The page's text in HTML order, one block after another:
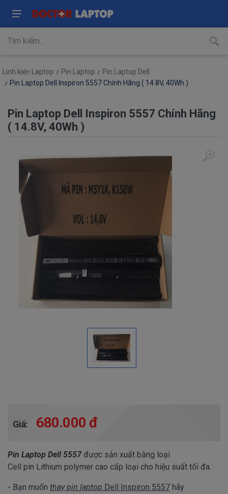
Linh kiện Laptop Pin Laptop
Pin Laptop Dell
Pin Laptop Dell Inspiron 5557 Chính Hãng ( 14.8V, 40Wh )
Pin Laptop Dell Inspiron 5557 Chính Hãng
( 14.8V, 40Wh )
Giá: 680.000 đ
Pin Laptop Dell 5557 được sản xuất bằng loại
Cell pin Lithium polymer cao cấp loại cho hiệu suất tối đa.
- Bạn muốn thay pin laptop Dell Inspiron 5557 hãy